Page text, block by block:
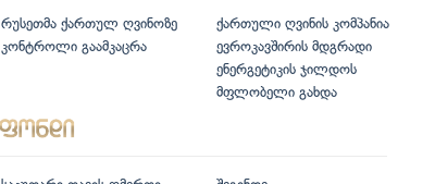
რუსეთმა ქართულ ღვინოზე
კონტროლი გაამკაცრა
ქართული ღვინის კომპანია
ევროკავშირის მდგრადი
ენერგეტიკის ჯილდოს
მფლობელი გახდა